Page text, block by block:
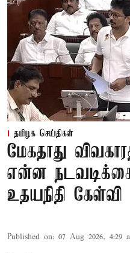
தமிழக செய்திகள்
மேகதாது
என்ன
உதயநிதி கேள்வி
Published on: 07 Aug 2026, 4:29